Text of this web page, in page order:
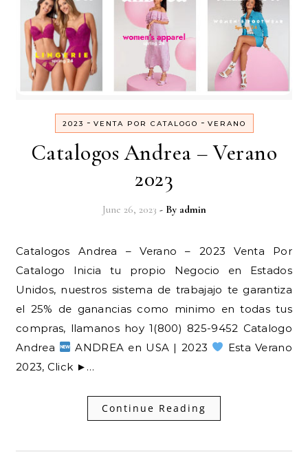
2023 - VENTA POR CATALOGO - VERANO
Catalogos Andrea – Verano
2023
June 26, 2023 - By admin
Catalogos Andrea – Verano – 2023 Venta Por
Catalogo Inicia tu propio Negocio en Estados
Unidos, nuestros sistema de trabajajo te garantiza
el 25% de ganancias como minimo en todas tus
compras, llamanos hoy 1(800) 825-9452 Catalogo
Andrea
ANDREA en USA | 2023
Esta Verano
2023, Click ►…
Continue Reading